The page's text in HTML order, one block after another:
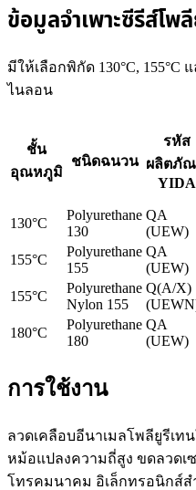
ข้อมูลจำเพาะซีรีส์โพ
มีให้เลือกพิกัด 130°C, 155°C
ไนลอน
ชั้น
อุณหภูมิ
ชนิดฉนวน
รหัส
ผลิตภั
YIDA
130°C
Polyurethane
130
QA
(UEW)
155°C
Polyurethane
155
QA
(UEW)
155°C
Polyurethane
Nylon 155
Q(A/X)
180°C
Polyurethane
180
QA
(UEW)
การใช้งาน
ลวดเคลือบอีนาเมลโพลียูรีเท
หม้อแปลงความถี่สูง ขดลวดเ
โทรคมนาคม อิเล็กทรอนิกส์